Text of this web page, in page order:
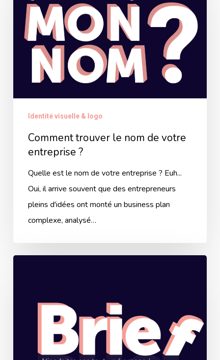
nom
entreprise
Identité visuelle & logo
Comment trouver le nom de votre
entreprise ?
Quelle est le nom de votre entreprise ? Euh...
Oui, il arrive souvent que des entrepreneurs
pleins d'idées ont monté un business plan
complexe, analysé…